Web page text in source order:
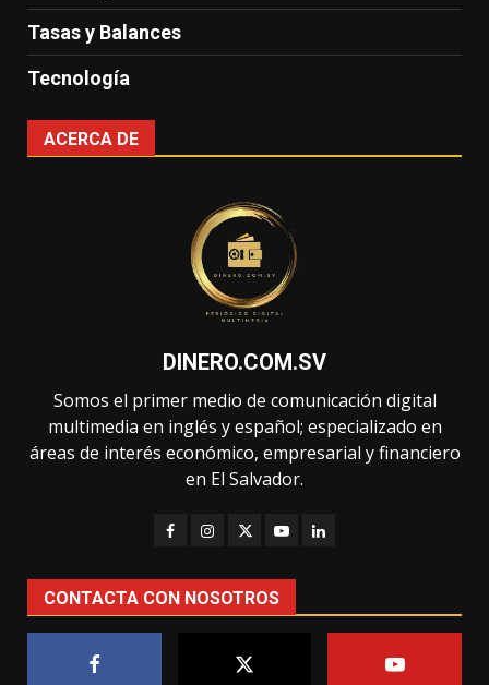
Tasas y Balances
Tecnología
ACERCA DE
DINERO.COM.SV
Somos el primer medio de comunicación digital
multimedia en inglés y español; especializado en
áreas de interés económico, empresarial y financiero
en El Salvador.
CONTACTA CON NOSOTROS